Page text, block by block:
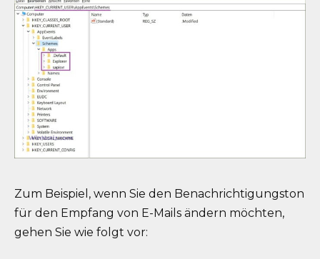
Zum Beispiel, wenn Sie den Benachrichtigungston
für den Empfang von E-Mails ändern möchten,
gehen Sie wie folgt vor: